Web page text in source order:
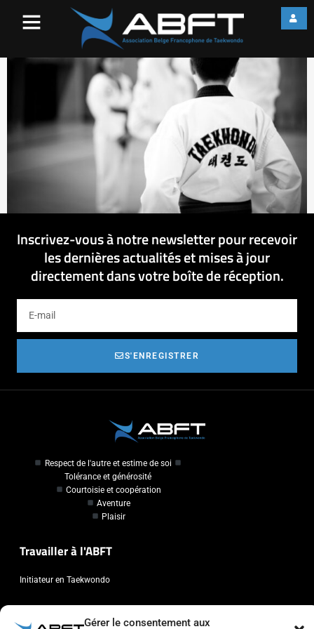
Gérer le consentement aux
Inscrivez-vous à notre newsletter pour recevoir
les dernières actualités et mises à jour
directement dans votre boîte de réception.
S'ENREGISTRER
Respect de l'autre et estime de soi
Tolérance et générosité
Courtoisie et coopération
Aventure
Plaisir
Travailler à l'ABFT
Initiateur en Taekwondo